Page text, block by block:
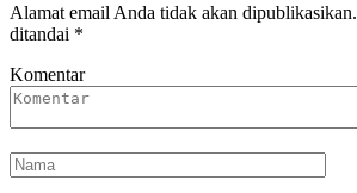
Alamat email Anda tidak akan dipublikasikan.
ditandai *
Komentar